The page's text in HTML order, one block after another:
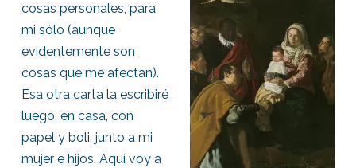
cosas personales, para
mi sólo (aunque
evidentemente son
cosas que me afectan).
Esa otra carta la escribiré
luego, en casa, con
papel y boli, junto a mi
mujer e hijos. Aquí voy a